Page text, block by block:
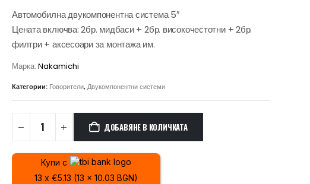
Автомобилна двукомпонентна система 5″
Цената включва: 2бр. мидбаси + 2бр. високочестотни + 2бр.
филтри + аксесоари за монтажа им.
Марка: Nakamichi
Категории: Говорители,Двукомпонентни системи
ДОБАВЯНЕ В КОЛИЧКАТА
Купи с
13 x €5.13 (13 x 10.03 BGN)